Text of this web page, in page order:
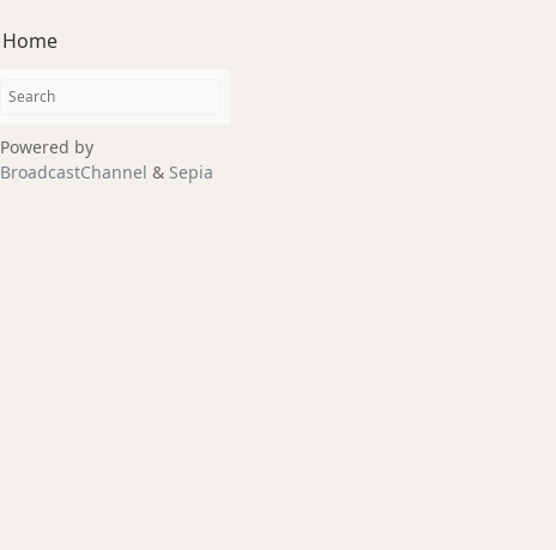
Home
Powered by
BroadcastChannel & Sepia